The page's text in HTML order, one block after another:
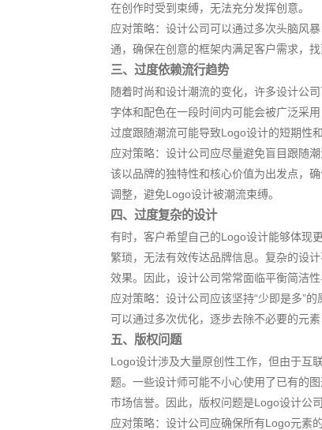
在创作时受到束缚，无法充分发挥创意。
应对策略：设计公司可以通过多次头脑风
通，确保在创意的框架内满足客户需求，
三、过度依赖流行趋势
随着时尚和设计潮流的变化，许多设计公
字体和配色在一段时间内可能会被广泛采
过度跟随潮流可能导致Logo设计的短期性
应对策略：设计公司应尽量避免盲目跟随
该以品牌的独特性和核心价值为出发点，
调整，避免Logo设计被潮流束缚。
四、过度复杂的设计
有时，客户希望自己的Logo设计能够体现
繁琐，无法有效传达品牌信息。复杂的设
效果。因此，设计公司常常面临平衡简洁性
应对策略：设计公司应该坚持“少即是多”
可以通过多次优化，逐步去除不必要的元
五、版权问题
Logo设计涉及大量原创性工作，但由于互
题。一些设计师可能不小心使用了已有的
市场信誉。因此，版权问题是Logo设计公
应对策略：设计公司应确保所有Logo元素